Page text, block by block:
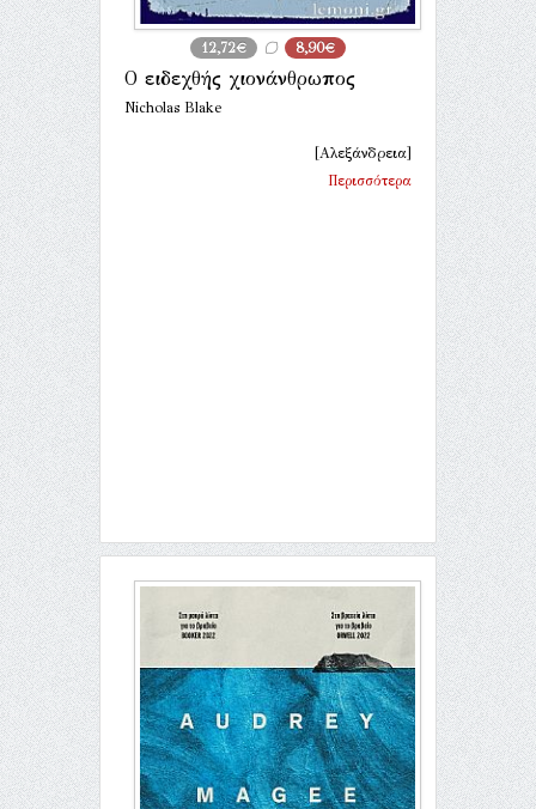
12,72€ 8,90€
Ο ειδεχθής χιονάνθρωπος
Nicholas Blake
[Αλεξάνδρεια]
Περισσότερα